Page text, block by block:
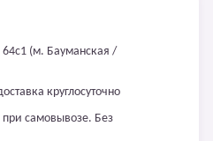
(м. Бауманская /
круглосуточно
при самовывозе. Без